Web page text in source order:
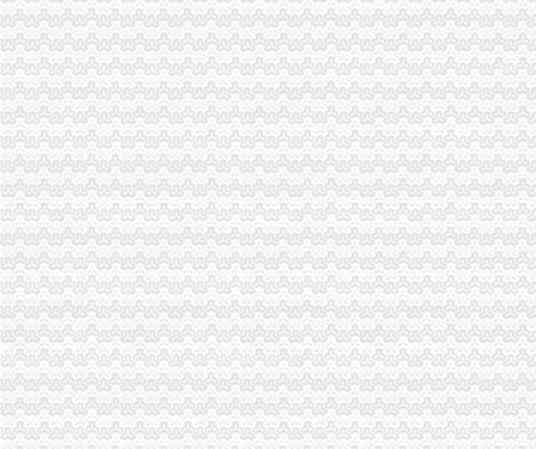
全国一般纳税人资格查询收_搜狐教育_搜狐网
陕西省一般纳税人查询_中华文本库
一般纳税人提供技术咨询服务,税率是多少？_中华会计网校_税务网校
一般纳税人查询电话-深圳爱问分类
新疆一般纳税人查询-天津爱问分类
请问山西省一般纳税人资格在哪里查询-山西国税答疑170
四川一般纳税人资格查询：四川财
全国一般纳税人资格查询
如何查询一般纳税人资格（以广东为例）_增值税一般纳税人查询_一般
增值税一般纳税人查询–会计网词库
一般纳税人资格查询
广东一般纳税人查询App下载|一般纳税人查询广东税务局版下载2.4.0
四川省国税网上办税服务厅增值税一般纳税人资格查询
关于一般纳税人与小规模纳税人的查询
一般纳税人咨询公司,开展教育服务,增值税有优惠吗_中华会计网校_
一般纳税人税率查询|一般纳税人如何算税
上海税务网的一般纳税人资格查询,可以查来自上海税务-微博
北京各区一般纳税人资格查询帮助你three_周边服务栏目_机电之家网